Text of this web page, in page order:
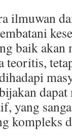
ilmuwan
baik akan
teoritis,
yang
kompleks